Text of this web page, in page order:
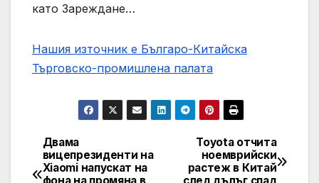
като Зареждане…
Нашия източник е Българо-Китайска
Търговско-промишлена палaта
Post
Toyota отчита
ноемврийски
растеж в Китай
Двама
вицепрезиденти на
Xiaomi напускат на